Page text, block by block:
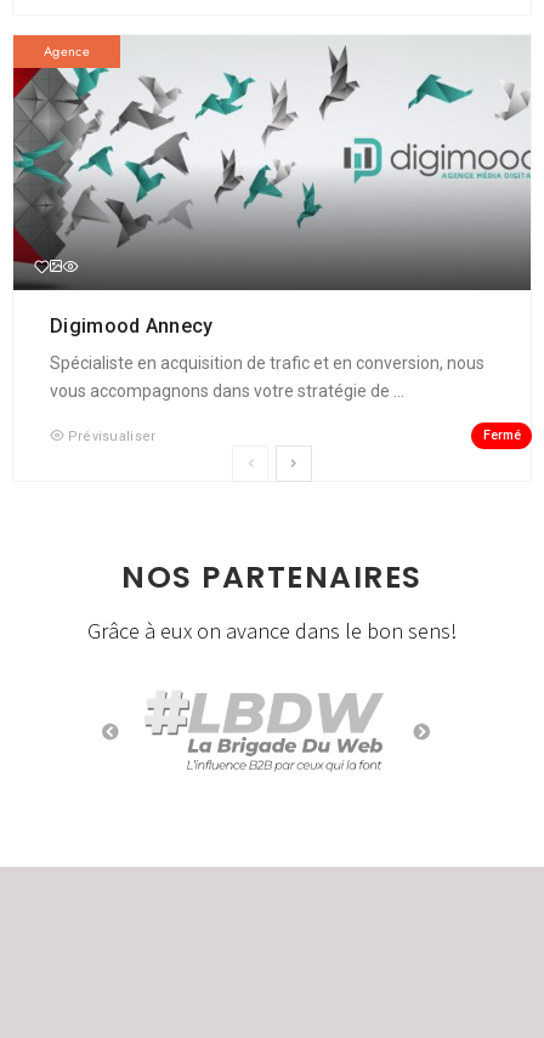
Agence
Digimood Annecy
Spécialiste en acquisition de trafic et en conversion, nous
vous accompagnons dans votre stratégie de ...
Prévisualiser Fermé
NOS PARTENAIRES
Grâce à eux on avance dans le bon sens!